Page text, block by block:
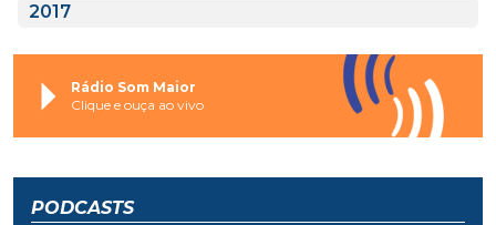
2017
Rádio Som Maior
Clique e ouça ao vivo
PODCASTS